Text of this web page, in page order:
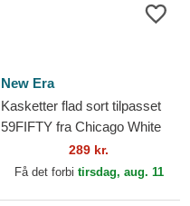
New Era
Kasketter flad sort tilpasset
59FIFTY fra Chicago White
Sox MLB af New Era
289 kr.
Få det forbi tirsdag, aug. 11